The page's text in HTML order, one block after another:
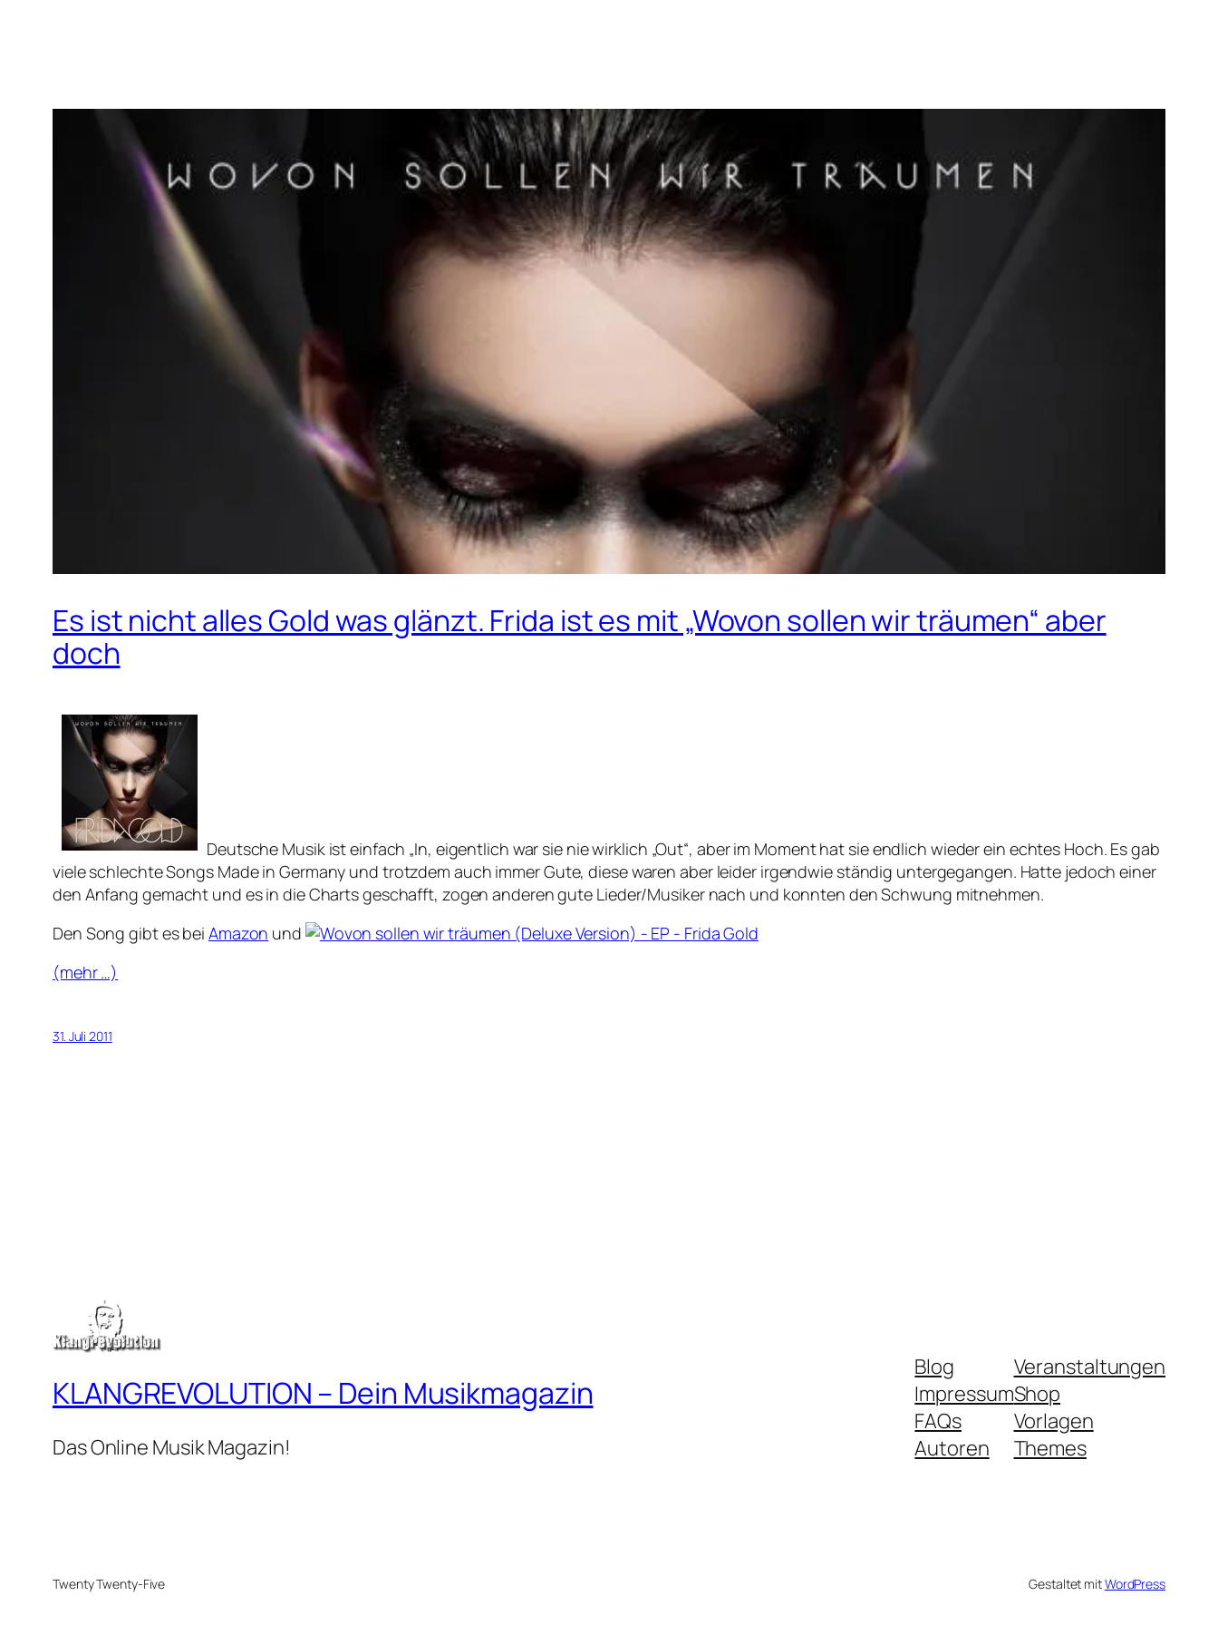
Es ist nicht alles Gold was glänzt. Frida ist es mit „Wovon sollen wir träumen“ aber
doch
Deutsche Musik ist einfach „In, eigentlich war sie nie wirklich „Out“, aber im Moment hat sie endlich wieder ein echtes Hoch. Es gab
viele schlechte Songs Made in Germany und trotzdem auch immer Gute, diese waren aber leider irgendwie ständig untergegangen. Hatte jedoch einer
den Anfang gemacht und es in die Charts geschafft, zogen anderen gute Lieder/Musiker nach und konnten den Schwung mitnehmen.
Den Song gibt es bei Amazon und
(mehr …)
31. Juli 2011
KLANGREVOLUTION – Dein Musikmagazin
Das Online Musik Magazin!
Blog
Impressum
FAQs
Autoren
Veranstaltungen
Shop
Vorlagen
Themes
Twenty Twenty-Five Gestaltet mitWordPress